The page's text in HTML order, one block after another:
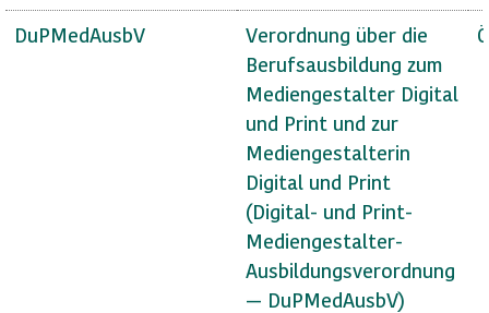
DuPMedAusbV
Verordnung über die
Berufsausbildung zum
Mediengestalter Digital
und Print und zur
Mediengestalterin
Digital und Print
(Digital- und Print-
Mediengestalter-
Ausbildungsverordnung
— DuPMedAusbV)